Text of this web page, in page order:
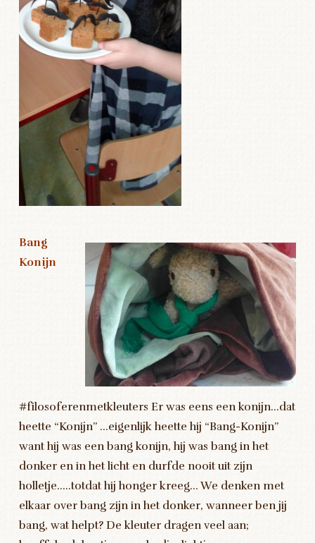
Bang
Konijn
#filosoferenmetkleuters Er was eens een konijn…dat
heette “Konijn” …eigenlijk heette hij “Bang-Konijn”
want hij was een bang konijn, hij was bang in het
donker en in het licht en durfde nooit uit zijn
holletje…..totdat hij honger kreeg… We denken met
elkaar over bang zijn in het donker, wanneer ben jij
bang, wat helpt? De kleuter dragen veel aan;